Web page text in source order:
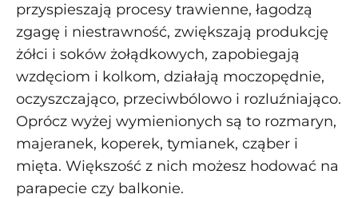
przyspieszają procesy trawienne, łagodzą
zgagę i niestrawność, zwiększają produkcję
żółci i soków żołądkowych, zapobiegają
wzdęciom i kolkom, działają moczopędnie,
oczyszczająco, przeciwbólowo i rozluźniająco.
Oprócz wyżej wymienionych są to rozmaryn,
majeranek, koperek, tymianek, cząber i
mięta. Większość z nich możesz hodować na
parapecie czy balkonie.